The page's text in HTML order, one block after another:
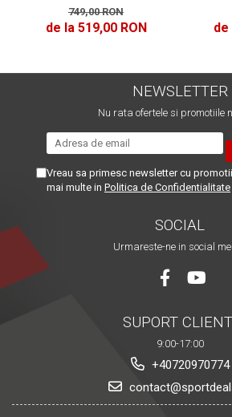
749,00 RON
de la 519,00 RON de
NEWSLETTER
Nu rata ofertele si promotiile
Vreau sa primesc newsletter cu
mai multe in Politica de Confidentialitate
SOCIAL
Urmareste-ne in social
SUPORT
9:00-17:00
+40720970774